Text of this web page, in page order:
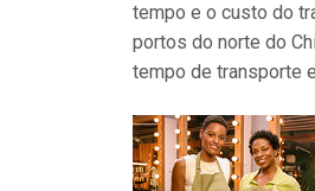
tempo e o custo do
portos do norte do
tempo de transporte